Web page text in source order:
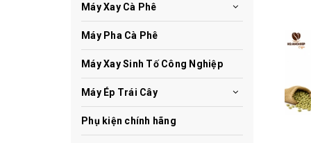
Máy Xay Cà Phê
Máy Pha Cà Phê
Máy Xay Sinh Tố Công Nghiệp
Máy Ép Trái Cây
Phụ kiện chính hãng